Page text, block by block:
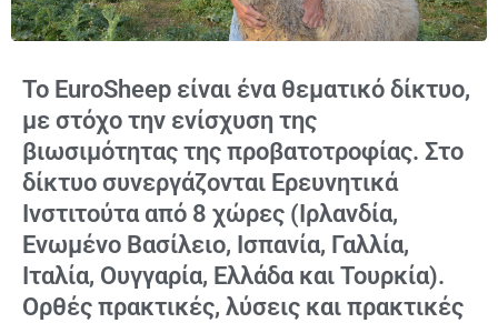
Το EuroSheep είναι ένα θεματικό δίκτυο,
με στόχο την ενίσχυση της
βιωσιμότητας της προβατοτροφίας. Στο
δίκτυο συνεργάζονται Ερευνητικά
Ινστιτούτα από 8 χώρες (Ιρλανδία,
Ενωμένο Βασίλειο, Ισπανία, Γαλλία,
Ιταλία, Ουγγαρία, Ελλάδα και Τουρκία).
Ορθές πρακτικές, λύσεις και πρακτικές